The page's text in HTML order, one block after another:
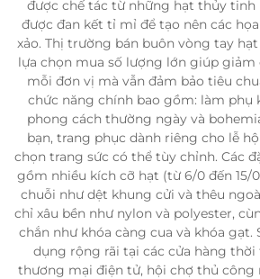
được chế tác từ những hạt thủy tinh
được đan kết tỉ mỉ để tạo nên các
xảo. Thị trường bán buôn vòng tay
lựa chọn mua số lượng lớn giúp
mỗi đơn vị mà vẫn đảm bảo tiêu
chức năng chính bao gồm: làm phụ
phong cách thường ngày và
bạn, trang phục dành riêng cho lễ
chọn trang sức có thể tùy chỉnh. Các
gồm nhiều kích cỡ hạt (từ 6/0 đến 15/
chuỗi như dệt khung cửi và thêu
chỉ xâu bền như nylon và polyester,
chắn như khóa càng cua và khóa gạt.
dụng rộng rãi tại các cửa hàng thời
thương mại điện tử, hội chợ thủ công